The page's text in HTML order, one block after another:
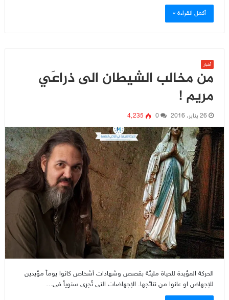
أكمل القراءة »
أخبار
من مخالب الشيطان الى ذراعَي
مريم !
26 يناير، 2016 0 4٬235
الحركة المؤيدة للحياة مليئة بقصص وشهادات أشخاص كانوا يوماً مؤيدين
للإجهاض او عانوا من نتائجها. الإجهاضات التي تُجرى سنوياً في…